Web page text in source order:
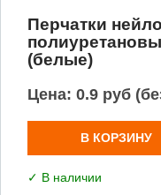
Перчатки
(белые)
Цена: 0.9 руб
В КОРЗИНУ
✓ В наличии